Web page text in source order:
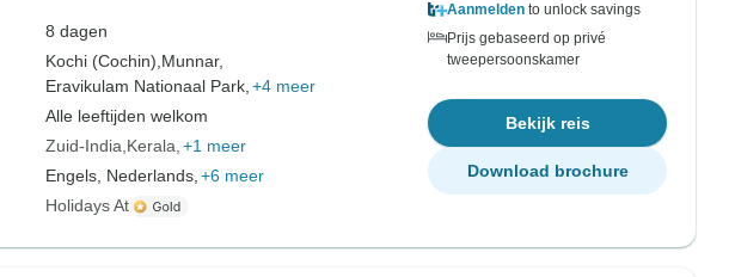
8 dagen
Kochi (Cochin), Munnar,
Eravikulam Nationaal Park, +4 meer
Alle leeftijden welkom
Zuid-India Kerala +1 meer
Engels, Nederlands, +6 meer
Holidays At
Aanmelden to unlock savings
Prijs gebaseerd op privé
tweepersoonskamer
Bekijk reis
Download brochure